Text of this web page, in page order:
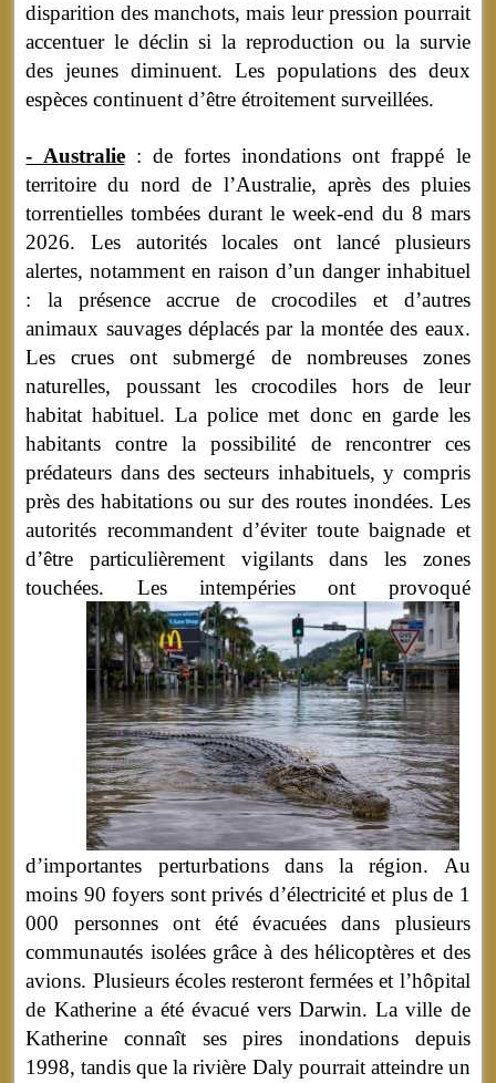
disparition des manchots, mais leur pression pourrait
accentuer le déclin si la reproduction ou la survie
des jeunes diminuent. Les populations des deux
espèces continuent d’être étroitement surveillées.
- Australie: de fortes inondations ont frappé le
territoire du nord de l’Australie, après des pluies
torrentielles tombées durant le week-end du 8 mars
2026. Les autorités locales ont lancé plusieurs
alertes, notamment en raison d’un danger inhabituel
: la présence accrue de crocodiles et d’autres
animaux sauvages déplacés par la montée des eaux.
Les crues ont submergé de nombreuses zones
naturelles, poussant les crocodiles hors de leur
habitat habituel. La police met donc en garde les
habitants contre la possibilité de rencontrer ces
prédateurs dans des secteurs inhabituels, y compris
près des habitations ou sur des routes inondées. Les
autorités recommandent d’éviter toute baignade et
d’être particulièrement vigilants dans les zones
touchées. Les intempéries ont provoqué
d’importantes perturbations dans la région. Au
moins 90 foyers sont privés d’électricité et plus de 1
000 personnes ont été évacuées dans plusieurs
communautés isolées grâce à des hélicoptères et des
avions. Plusieurs écoles resteront fermées et l’hôpital
de Katherine a été évacué vers Darwin. La ville de
Katherine connaît ses pires inondations depuis
1998, tandis que la rivière Daly pourrait atteindre un